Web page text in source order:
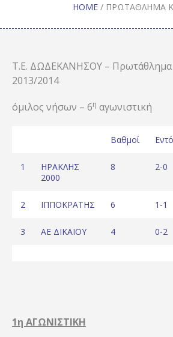
HOME / ΠΡΩΤΆΘΛΗΜΑ
Τ.Ε. ΔΩΔΕΚΑΝΗΣΟΥ –
2013/2014
όμιλος νήσων – 6η αγωνιστική
Βαθμοί
1
ΗΡΑΚΛΗΣ
2000
8 2-0
2 ΙΠΠΟΚΡΑΤΗΣ 6 1-1
3 ΑΕ ΔΙΚΑΙΟΥ 4 0-2
1η ΑΓΩΝΙΣΤΙΚΗ